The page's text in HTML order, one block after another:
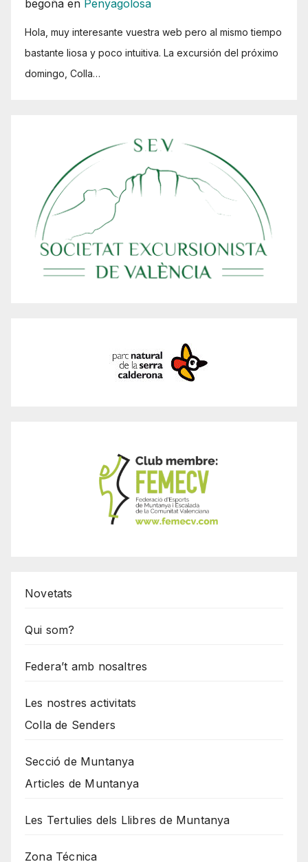
begoña en Penyagolosa
Hola, muy interesante vuestra web pero al mismo tiempo
bastante liosa y poco intuitiva. La excursión del próximo
domingo, Colla…
Novetats
Qui som?
Federa’t amb nosaltres
Les nostres activitats
Colla de Senders
Secció de Muntanya
Articles de Muntanya
Les Tertulies dels Llibres de Muntanya
Zona Técnica